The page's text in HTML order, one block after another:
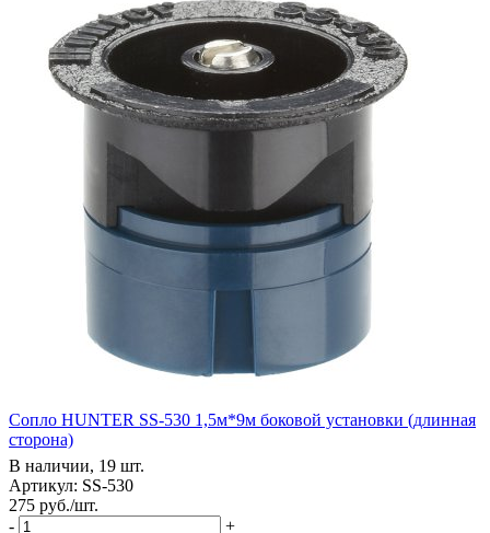
Сопло HUNTER SS-530 1,5м*9м боковой установки (длинная
сторона)
В наличии, 19 шт.
Артикул: SS-530
275 руб./шт.
-
+